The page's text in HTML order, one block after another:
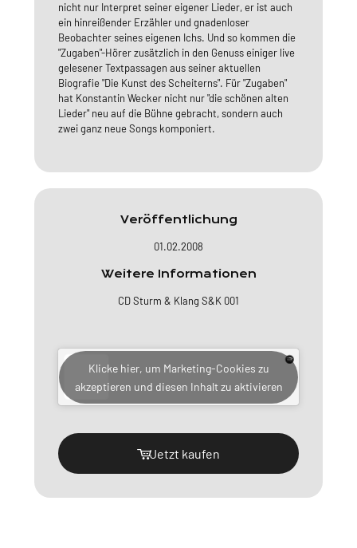
nicht nur Interpret seiner eigener Lieder, er ist auch
ein hinreißender Erzähler und gnadenloser
Beobachter seines eigenen Ichs. Und so kommen die
"Zugaben"-Hörer zusätzlich in den Genuss einiger live
gelesener Textpassagen aus seiner aktuellen
Biografie "Die Kunst des Scheiterns". Für "Zugaben"
hat Konstantin Wecker nicht nur "die schönen alten
Lieder" neu auf die Bühne gebracht, sondern auch
zwei ganz neue Songs komponiert.
Veröffentlichung
01.02.2008
Weitere Informationen
CD Sturm & Klang S&K 001
Klicke hier, um Marketing-Cookies zu
akzeptieren und diesen Inhalt zu aktivieren
Jetzt kaufen